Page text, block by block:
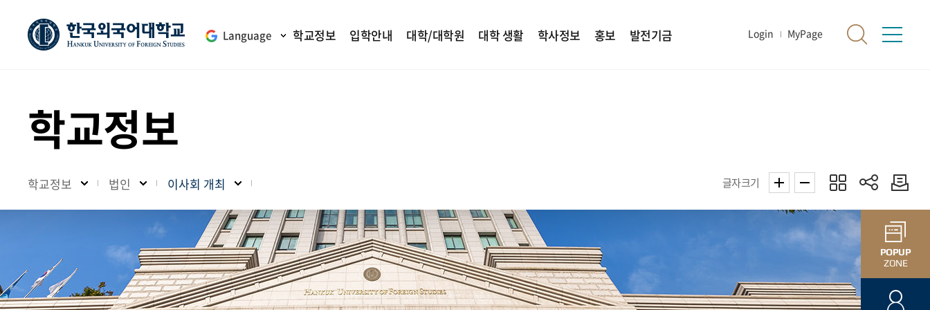
Language 학교정보 입학안내 대학/대학원 대학 생활 학사정보 홍보 발전기금 Login MyPage
POPUP
ZONE
학교정보
학교정보 법인 이사회 개최 글자크기